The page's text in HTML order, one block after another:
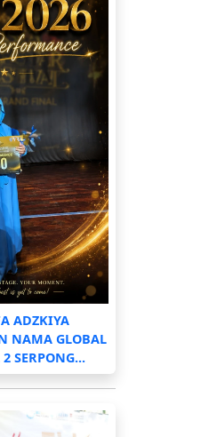
ADZKIYA
NAMA GLOBAL
SERPONG...